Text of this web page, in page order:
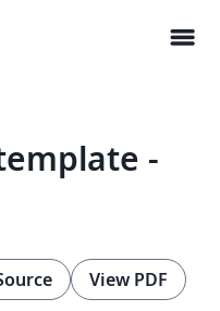
menu
-
View PDF